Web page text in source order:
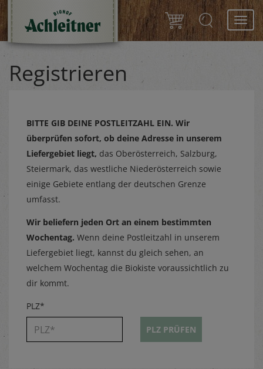
Registrieren
BITTE GIB DEINE POSTLEITZAHL EIN. Wir
überprüfen sofort, ob deine Adresse in unserem
Liefergebiet liegt, das Oberösterreich, Salzburg,
Steiermark, das westliche Niederösterreich sowie
einige Gebiete entlang der deutschen Grenze
umfasst.
Wir beliefern jeden Ort an einem bestimmten
Wochentag. Wenn deine Postleitzahl in unserem
Liefergebiet liegt, kannst du gleich sehen, an
welchem Wochentag die Biokiste voraussichtlich zu
dir kommt.
PLZ*
PLZ PRÜFEN